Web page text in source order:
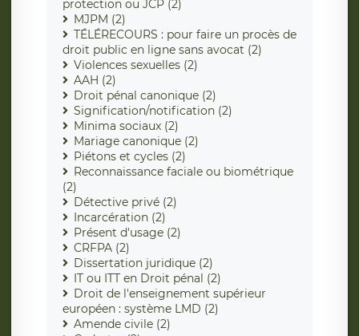
protection ou JCP (2)
MJPM (2)
TÉLÉRECOURS : pour faire un procès de
droit public en ligne sans avocat (2)
Violences sexuelles (2)
AAH (2)
Droit pénal canonique (2)
Signification/notification (2)
Minima sociaux (2)
Mariage canonique (2)
Piétons et cycles (2)
Reconnaissance faciale ou biométrique
(2)
Détective privé (2)
Incarcération (2)
Présent d'usage (2)
CRFPA (2)
Dissertation juridique (2)
IT ou ITT en Droit pénal (2)
Droit de l'enseignement supérieur
européen : système LMD (2)
Amende civile (2)